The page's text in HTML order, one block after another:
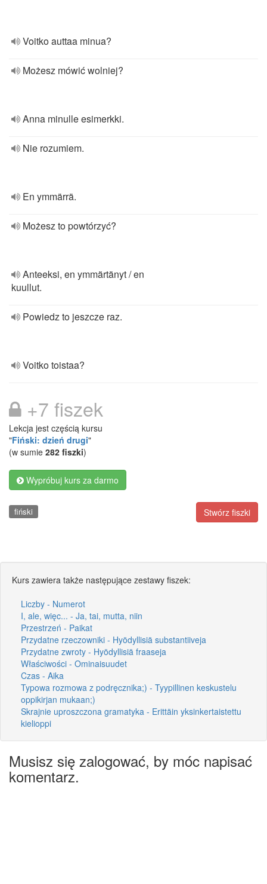
Voitko auttaa minua?
Możesz mówić wolniej?
Anna minulle esimerkki.
Nie rozumiem.
En ymmärrä.
Możesz to powtórzyć?
Anteeksi, en ymmärtänyt / en
kuullut.
Powiedz to jeszcze raz.
Voitko toistaa?
+7 fiszek
Lekcja jest częścią kursu
"Fiński: dzień drugi"
(w sumie 282 fiszki)
Wypróbuj kurs za darmo
Stwórz fiszki
fiński
Kurs zawiera także następujące zestawy fiszek:
Liczby - Numerot
I, ale, więc... - Ja, tai, mutta, niin
Przestrzeń - Paikat
Przydatne rzeczowniki - Hyödyllisiä substantiiveja
Przydatne zwroty - Hyödyllisiä fraaseja
Właściwości - Ominaisuudet
Czas - Aika
Typowa rozmowa z podręcznika;) - Tyypillinen keskustelu
oppikirjan mukaan;)
Skrajnie uproszczona gramatyka - Erittäin yksinkertaistettu
kielioppi
Musisz się zalogować, by móc napisać
komentarz.